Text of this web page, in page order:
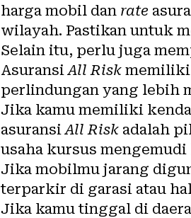
harga mobil dan rate
wilayah. Pastikan untuk
Selain itu, perlu juga
AsuransiAll Risk memiliki
perlindungan yang lebih
Jika kamu memiliki
asuransiAll Risk adalah
usaha kursus
Jika mobilmu jarang
terparkir di garasi atau
Jika kamu tinggal di